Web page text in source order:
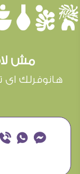
مش
هانوفرلك